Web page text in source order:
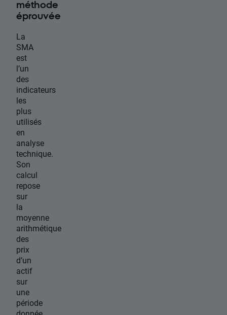
méthode
éprouvée
La
SMA
est
l’un
des
indicateurs
les
plus
utilisés
en
analyse
technique.
Son
calcul
repose
sur
la
moyenne
arithmétique
des
prix
d’un
actif
sur
une
période